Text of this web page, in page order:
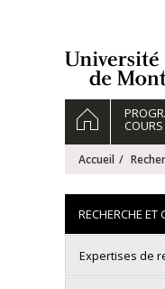
Navigation
principale
ACCUEIL
COURS
Accueil
RECHERCHE ET
Expertises de